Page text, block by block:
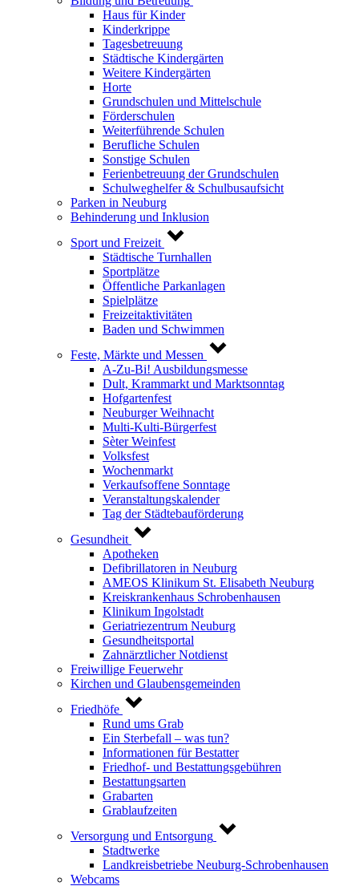
Haus für Kinder
Kinderkrippe
Tagesbetreuung
Städtische Kindergärten
Weitere Kindergärten
Horte
Grundschulen und Mittelschule
Förderschulen
Weiterführende Schulen
Berufliche Schulen
Sonstige Schulen
Ferienbetreuung der Grundschulen
Schulweghelfer & Schulbusaufsicht
Parken in Neuburg
Behinderung und Inklusion
Sport und Freizeit
Städtische Turnhallen
Sportplätze
Öffentliche Parkanlagen
Spielplätze
Freizeitaktivitäten
Baden und Schwimmen
Feste, Märkte und Messen
A-Zu-Bi! Ausbildungsmesse
Dult, Krammarkt und Marktsonntag
Hofgartenfest
Neuburger Weihnacht
Multi-Kulti-Bürgerfest
Sèter Weinfest
Volksfest
Wochenmarkt
Verkaufsoffene Sonntage
Veranstaltungskalender
Tag der Städtebauförderung
Gesundheit
Apotheken
Defibrillatoren in Neuburg
AMEOS Klinikum St. Elisabeth Neuburg
Kreiskrankenhaus Schrobenhausen
Klinikum Ingolstadt
Geriatriezentrum Neuburg
Gesundheitsportal
Zahnärztlicher Notdienst
Freiwillige Feuerwehr
Kirchen und Glaubensgemeinden
Friedhöfe
Rund ums Grab
Ein Sterbefall – was tun?
Informationen für Bestatter
Friedhof- und Bestattungsgebühren
Bestattungsarten
Grabarten
Grablaufzeiten
Versorgung und Entsorgung
Stadtwerke
Landkreisbetriebe Neuburg-Schrobenhausen
Webcams